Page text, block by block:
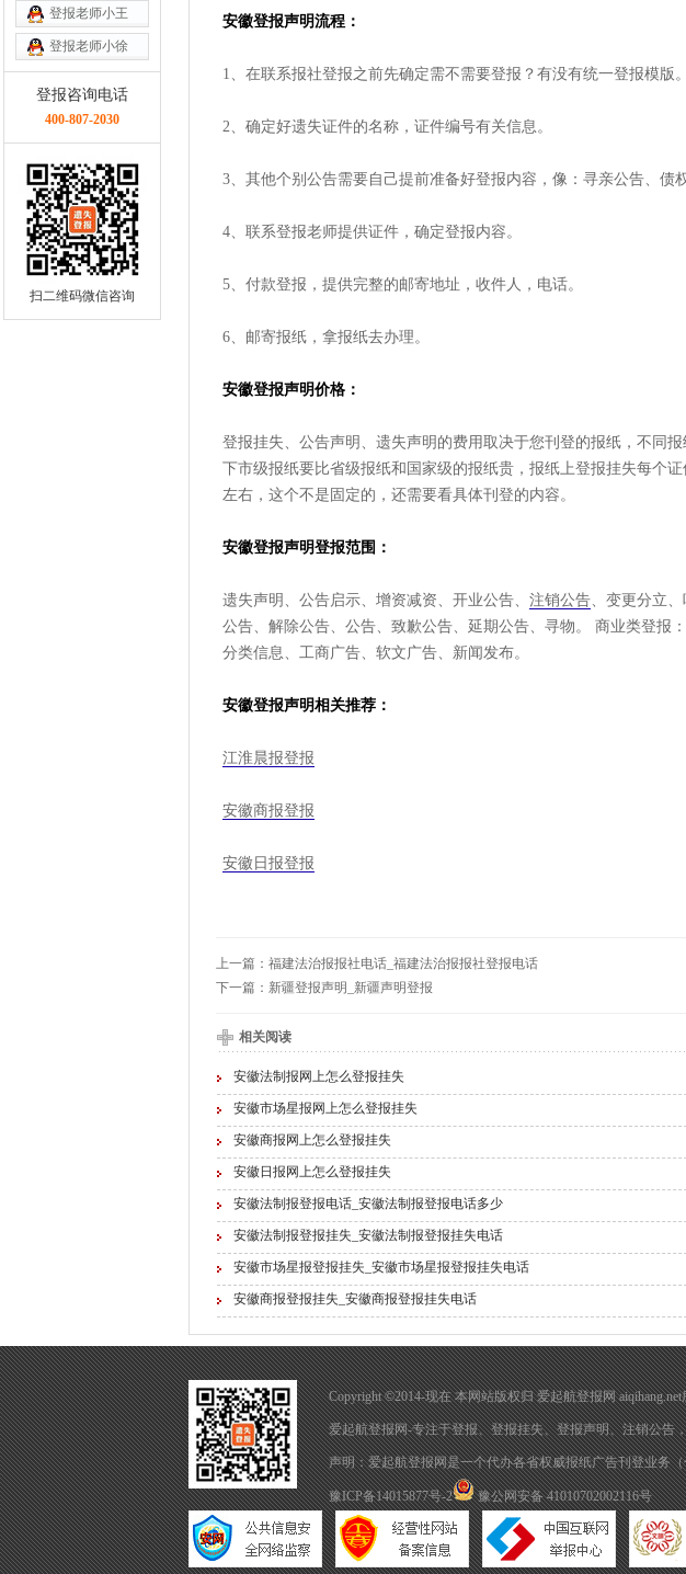
安徽登报声明流程：
1、在联系报社登报之前先确定需不需要登报？有没有统一登报模版。
2、确定好遗失证件的名称，证件编号有关信息。
3、其他个别公告需要自己提前准备好登报内容，像：寻亲公告、债
4、联系登报老师提供证件，确定登报内容。
5、付款登报，提供完整的邮寄地址，收件人，电话。
6、邮寄报纸，拿报纸去办理。
安徽登报声明价格：
登报挂失、公告声明、遗失声明的费用取决于您刊登的报纸，不同
下市级报纸要比省级报纸和国家级的报纸贵，报纸上登报挂失每个
左右，这个不是固定的，还需要看具体刊登的内容。
安徽登报声明登报范围：
遗失声明、公告启示、增资减资、开业公告、 注销公告、变更分立
公告、解除公告、公告、致歉公告、延期公告、寻物。 商业类登报
分类信息、工商广告、软文广告、新闻发布。
安徽登报声明相关推荐：
江淮晨报登报
安徽商报登报
安徽日报登报
上一篇： 福建法治报报社电话_福建法治报报社登报电话
下一篇： 新疆登报声明_新疆声明登报
相关阅读
安徽法制报网上怎么登报挂失
安徽市场星报网上怎么登报挂失
安徽商报网上怎么登报挂失
安徽日报网上怎么登报挂失
安徽法制报登报电话_安徽法制报登报电话多少
安徽法制报登报挂失_安徽法制报登报挂失电话
安徽市场星报登报挂失_安徽市场星报登报挂失电话
安徽商报登报挂失_安徽商报登报挂失电话
Copyright ©2014-现在 本网站版权归 爱起航登报网
爱起航登报网-专注于登报、登报挂失、登报声明、注销公告
声明：爱起航登报网是一个代办各省权威报纸广告刊登业务
豫ICP备14015877号-2 豫公网安备 41010702002116号
登报老师小王
登报老师小徐
登报咨询电话
400-807-2030
扫二维码微信咨询